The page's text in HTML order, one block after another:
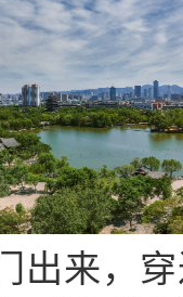
出来，